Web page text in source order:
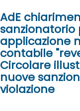
AdE
applicazione
contabile
Circolare
nuove
violazione